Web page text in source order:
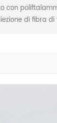
con
di fibra di